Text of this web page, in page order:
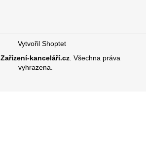
Vytvořil Shoptet
Zařízení-kanceláří.cz . Všechna práva
vyhrazena.